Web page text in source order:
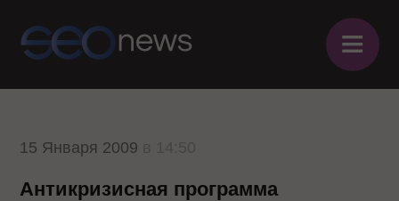
≡
15 Января 2009
Антикризисная программа